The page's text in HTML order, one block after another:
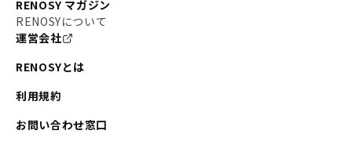
RENOSY マガジン
RENOSYについて
運営会社
RENOSYとは
利用規約
お問い合わせ窓口